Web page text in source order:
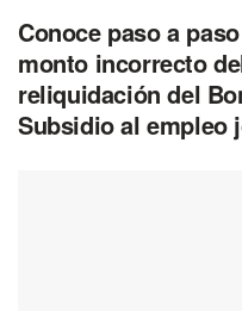
Conoce paso a
monto incorrecto
reliquidación del
Subsidio al empleo